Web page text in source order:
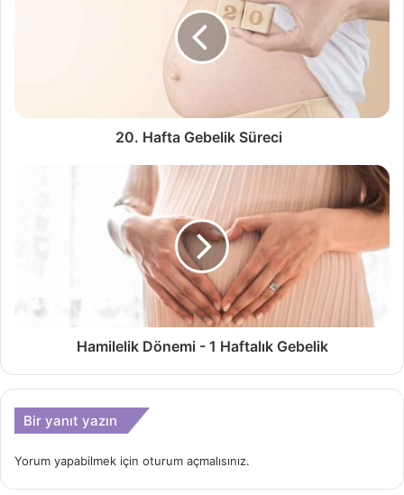
20. Hafta Gebelik Süreci
Hamilelik Dönemi - 1 Haftalık Gebelik
Bir yanıt yazın
Yorum yapabilmek için oturum açmalısınız.